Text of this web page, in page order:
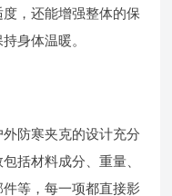
，还能增强整体的保
身体温暖。
防寒夹克的设计充分
括材料成分、重量、
等，每一项都直接影